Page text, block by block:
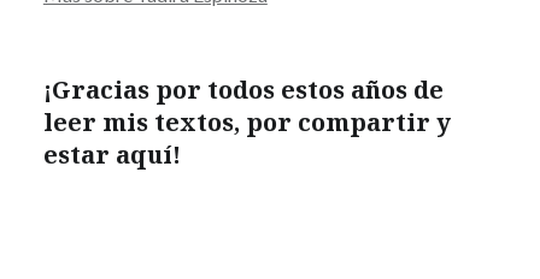
¡Gracias por todos estos años de
leer mis textos, por compartir y
estar aquí!